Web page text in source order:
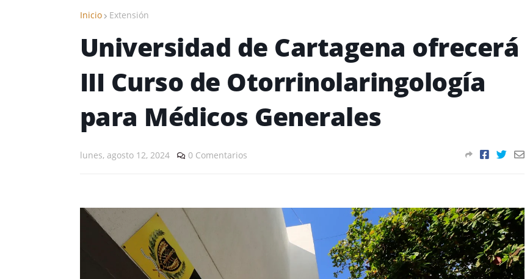
Inicio Extensión
Universidad de Cartagena ofrecerá
III Curso de Otorrinolaringología
para Médicos Generales
lunes, agosto 12, 2024 0 Comentarios